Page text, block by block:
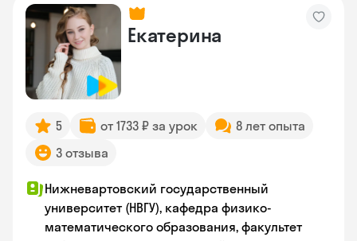
Екатерина
5 от 1733 ₽ за урок
8 лет опыта
3 отзыва
Нижневартовский государственный
университет (НВГУ), кафедра физико-
математического образования, факультет